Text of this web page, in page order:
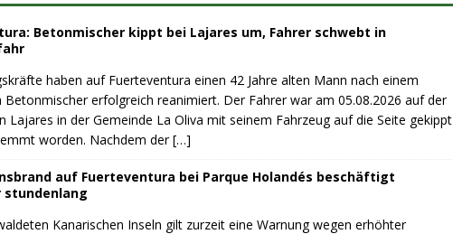
Betonmischer kippt bei Lajares um, Fahrer schwebt in
haben auf Fuerteventura einen 42 Jahre alten Mann nach einem
erfolgreich reanimiert. Der Fahrer war am 05.08.2026 auf der
Lajares in der Gemeinde La Oliva mit seinem Fahrzeug auf die Seite gekippt
worden. Nachdem der[…]
auf Fuerteventura bei Parque Holandés beschäftigt
stundenlang
Kanarischen Inseln gilt zurzeit eine Warnung wegen erhöhter